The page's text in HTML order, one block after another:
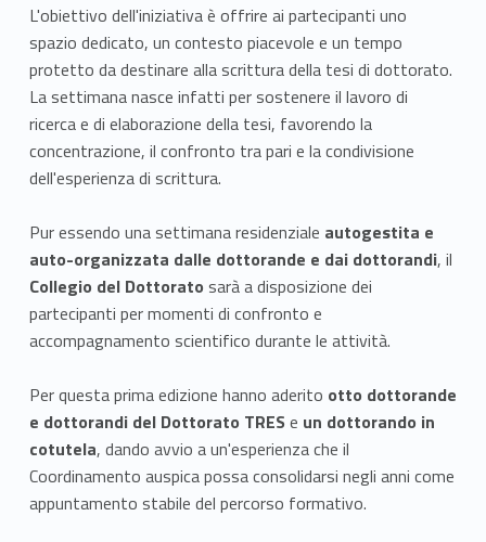
L'obiettivo dell'iniziativa è offrire ai partecipanti uno
spazio dedicato, un contesto piacevole e un tempo
protetto da destinare alla scrittura della tesi di dottorato.
La settimana nasce infatti per sostenere il lavoro di
ricerca e di elaborazione della tesi, favorendo la
concentrazione, il confronto tra pari e la condivisione
dell'esperienza di scrittura.
Pur essendo una settimana residenziale autogestita e
auto-organizzata dalle dottorande e dai dottorandi, il
Collegio del Dottorato sarà a disposizione dei
partecipanti per momenti di confronto e
accompagnamento scientifico durante le attività.
Per questa prima edizione hanno aderito otto dottorande
e dottorandi del Dottorato TRESe un dottorando in
cotutela, dando avvio a un'esperienza che il
Coordinamento auspica possa consolidarsi negli anni come
appuntamento stabile del percorso formativo.